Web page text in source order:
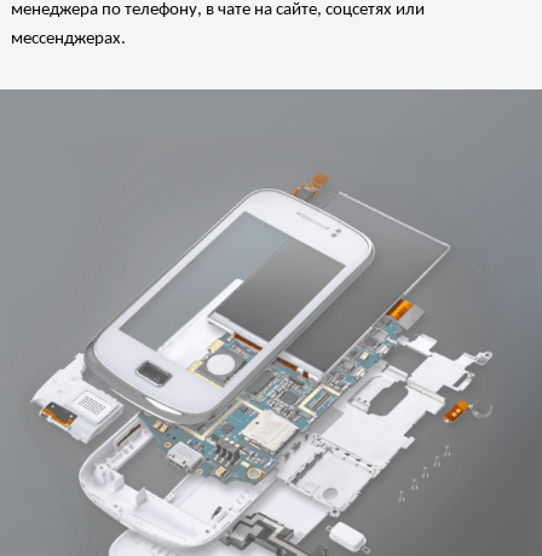
менеджера по телефону, в чате на сайте, соцсетях или
мессенджерах.